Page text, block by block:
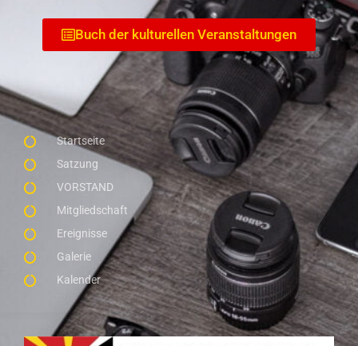
Startseite
Satzung
VORSTAND
Mitgliedschaft
Ereignisse
Galerie
Kalender
Buch der kulturellen Veranstaltungen